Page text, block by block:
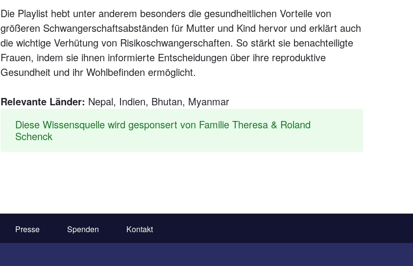
Die Playlist hebt unter anderem besonders die gesundheitlichen Vorteile von
größeren Schwangerschaftsabständen für Mutter und Kind hervor und erklärt auch
die wichtige Verhütung von Risikoschwangerschaften. So stärkt sie benachteiligte
Frauen, indem sie ihnen informierte Entscheidungen über ihre reproduktive
Gesundheit und ihr Wohlbefinden ermöglicht.
Relevante Länder: Nepal, Indien, Bhutan, Myanmar
Diese Wissensquelle wird gesponsert von Familie Theresa & Roland
Schenck
Presse Spenden Kontakt